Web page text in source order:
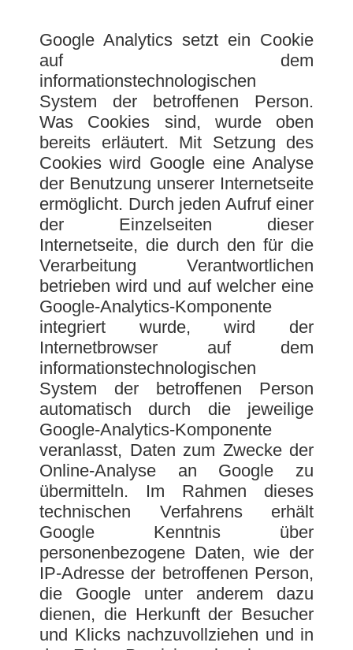
Google Analytics setzt ein Cookie
auf dem
informationstechnologischen
System der betroffenen Person.
Was Cookies sind, wurde oben
bereits erläutert. Mit Setzung des
Cookies wird Google eine Analyse
der Benutzung unserer Internetseite
ermöglicht. Durch jeden Aufruf einer
der Einzelseiten dieser
Internetseite, die durch den für die
Verarbeitung Verantwortlichen
betrieben wird und auf welcher eine
Google-Analytics-Komponente
integriert wurde, wird der
Internetbrowser auf dem
informationstechnologischen
System der betroffenen Person
automatisch durch die jeweilige
Google-Analytics-Komponente
veranlasst, Daten zum Zwecke der
Online-Analyse an Google zu
übermitteln. Im Rahmen dieses
technischen Verfahrens erhält
Google Kenntnis über
personenbezogene Daten, wie der
IP-Adresse der betroffenen Person,
die Google unter anderem dazu
dienen, die Herkunft der Besucher
und Klicks nachzuvollziehen und in